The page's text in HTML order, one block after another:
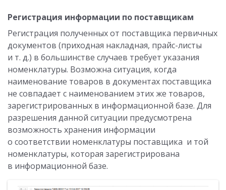
Регистрация информации по поставщикам
Регистрация полученных от поставщика первичных
документов (приходная накладная, прайс-листы
и т. д.) в большинстве случаев требует указания
номенклатуры. Возможна ситуация, когда
наименование товаров в документах поставщика
не совпадает с наименованием этих же товаров,
зарегистрированных в информационной базе. Для
разрешения данной ситуации предусмотрена
возможность хранения информации
о соответствии номенклатуры поставщика и той
номенклатуры, которая зарегистрирована
в информационной базе.